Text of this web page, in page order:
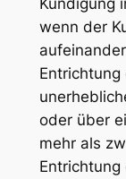
wenn der
oder über
mehr als